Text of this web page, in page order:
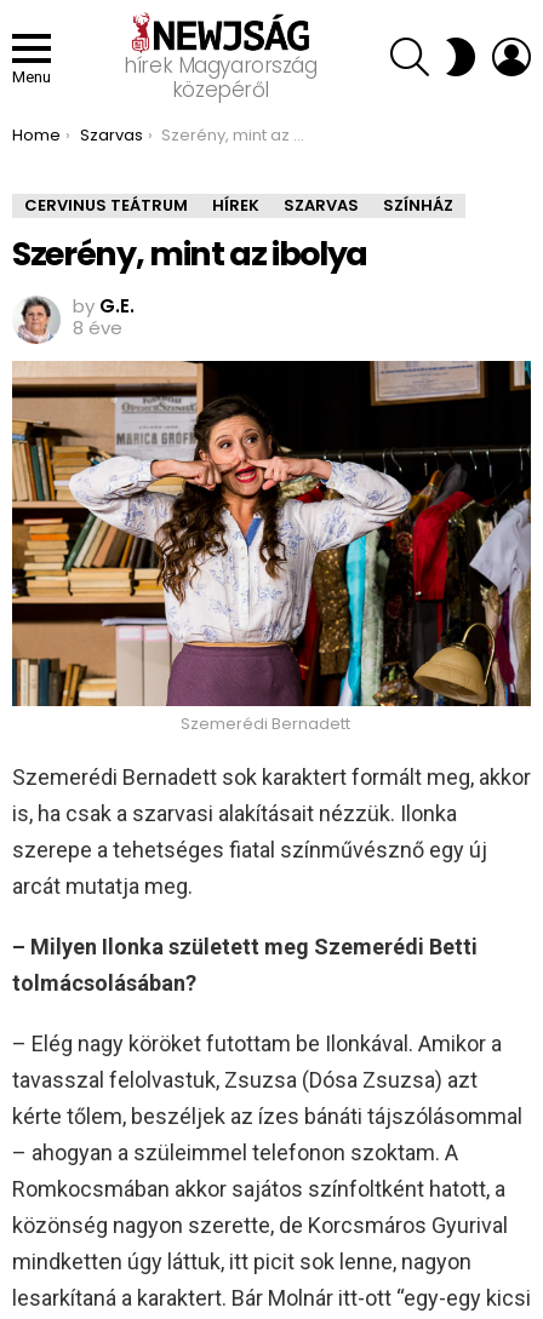
Menu
hírek Magyarország
közepéről
SEARCH SWITCH
SKIN
You are here:
Home Szarvas Szerény, mint az ibolya
CERVINUS TEÁTRUM HÍREK SZARVAS SZÍNHÁZ
Szerény, mint az ibolya
by G.E.
8 éve
Szemerédi Bernadett
Szemerédi Bernadett sok karaktert formált meg, akkor
is, ha csak a szarvasi alakításait nézzük. Ilonka
szerepe a tehetséges fiatal színművésznő egy új
arcát mutatja meg.
– Milyen Ilonka született meg Szemerédi Betti
tolmácsolásában?
– Elég nagy köröket futottam be Ilonkával. Amikor a
tavasszal felolvastuk, Zsuzsa (Dósa Zsuzsa) azt
kérte tőlem, beszéljek az ízes bánáti tájszólásommal
– ahogyan a szüleimmel telefonon szoktam. A
Romkocsmában akkor sajátos színfoltként hatott, a
közönség nagyon szerette, de Korcsmáros Gyurival
mindketten úgy láttuk, itt picit sok lenne, nagyon
lesarkítaná a karaktert. Bár Molnár itt-ott “egy-egy kicsi